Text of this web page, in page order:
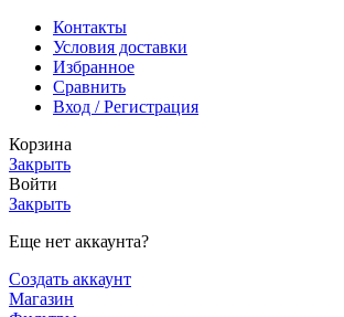
Контакты
Условия доставки
Избранное
Сравнить
Вход / Регистрация
Корзина
Закрыть
Войти
Закрыть
Еще нет аккаунта?
Создать аккаунт
Магазин